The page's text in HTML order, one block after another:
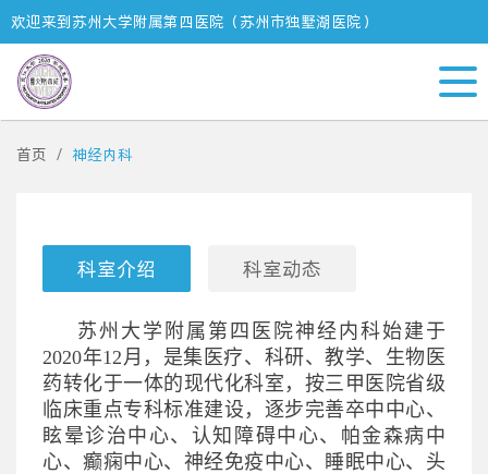
欢迎来到苏州大学附属第四医院（苏州市独墅湖医院）
首页 神经内科
科室介绍 科室动态
苏州大学附属第四医院神经内科始建于
2020年12月，是集医疗、科研、教学、生物医
药转化于一体的现代化科室，按三甲医院省级
临床重点专科标准建设，逐步完善卒中中心、
眩晕诊治中心、认知障碍中心、帕金森病中
心、癫痫中心、神经免疫中心、睡眠中心、头